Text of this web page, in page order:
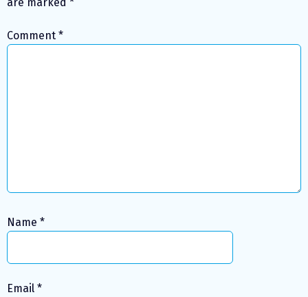
Comment *
Name *
Email *